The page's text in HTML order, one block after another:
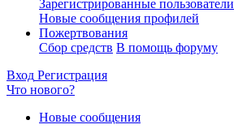
Зарегистрированные пользователи
Новые сообщения профилей
Пожертвования
Сбор средств В помощь форуму
Вход Регистрация
Что нового?
Новые сообщения